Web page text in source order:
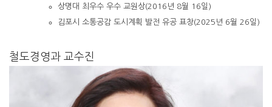
상명대 최우수 우수 교원상(2016년 8월 16일)
김포시 소통공감 도시계획 발전 유공 표창(2025년 6월 26일)
철도경영과 교수진